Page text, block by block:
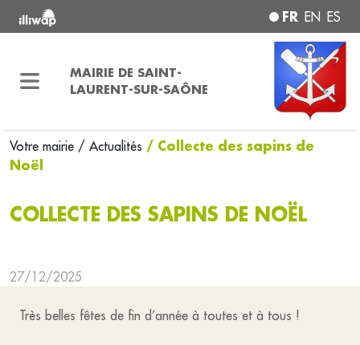
FR EN ES
MAIRIE DE SAINT-
LAURENT-SUR-SAÔNE
Votre mairie / Actualités / Collecte des sapins de
Noël
COLLECTE DES SAPINS DE NOËL
27/12/2025
Très belles fêtes de fin d’année à toutes et à tous !